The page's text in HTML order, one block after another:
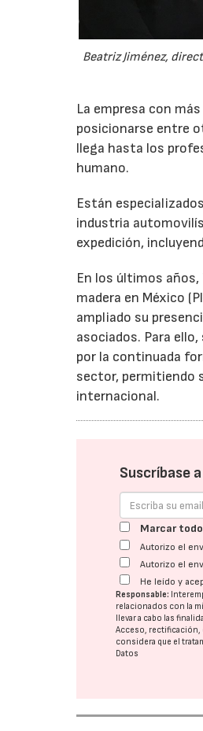
Beatriz Jiménez,
La empresa con
posicionarse entre
llega hasta los
humano.
Están
industria
expedición,
En los últimos
madera en México
ampliado su
asociados. Para
por la continuada
sector, permitiendo
internacional.
Suscríbase
Marcar
Autorizo el
Autorizo el
He leído y
Responsable:
relacionados con la
llevar a cabo las
Acceso,
considera que el
Datos